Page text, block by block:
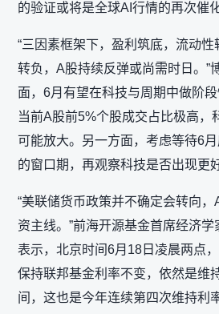
的验证或将是全球AI行情的再次催化
“三因素框架下，盈利筑底，流动
转负，A股持续反弹或尚需时日。”
面，6月有望在科技与周期中做阶段
当前A股前5%个股成交占比极高，
可能放大。另一方面，考虑等待6
的窗口期，再观察科技是否出现更
“美联储货币政策并不确定会转向
资主线。”前海开源基金首席经济
表示，北京时间6月18日凌晨两点
保持联邦基金利率不变，依然是维
间，这也是今年连续第四次维持利